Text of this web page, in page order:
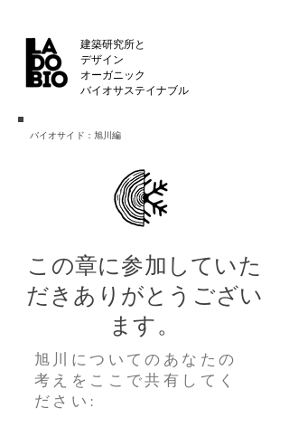
建築研究所と
デザイン
オーガニック
バイオサステイナブル
バイオサイド：旭川編
この章に参加していた
だきありがとうござい
ます。
旭川についてのあなたの
考えをここで共有してく
ださい: